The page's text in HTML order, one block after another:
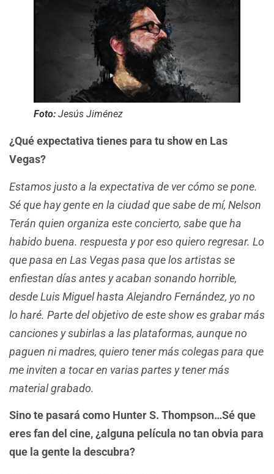
Foto: Jesús Jiménez
¿Qué expectativa tienes para tu show en Las
Vegas?
Estamos justo a la expectativa de ver cómo se pone.
Sé que hay gente en la ciudad que sabe de mí, Nelson
Terán quien organiza este concierto, sabe que ha
habido buena. respuesta y por eso quiero regresar. Lo
que pasa en Las Vegas pasa que los artistas se
enfiestan días antes y acaban sonando horrible,
desde Luis Miguel hasta Alejandro Fernández, yo no
lo haré. Parte del objetivo de este show es grabar más
canciones y subirlas a las plataformas, aunque no
paguen ni madres, quiero tener más colegas para que
me inviten a tocar en varias partes y tener más
material grabado.
Sino te pasará como Hunter S. Thompson…Sé que
eres fan del cine, ¿alguna película no tan obvia para
que la gente la descubra?